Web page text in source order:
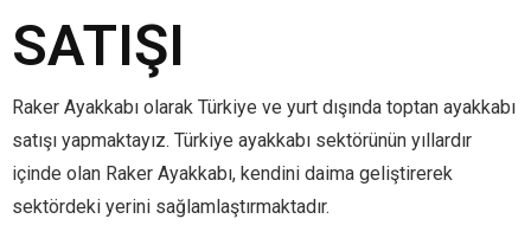
SATIŞI
Raker Ayakkabı olarak Türkiye ve yurt dışında toptan ayakkabı
satışı yapmaktayız. Türkiye ayakkabı sektörünün yıllardır
içinde olan Raker Ayakkabı, kendini daima geliştirerek
sektördeki yerini sağlamlaştırmaktadır.